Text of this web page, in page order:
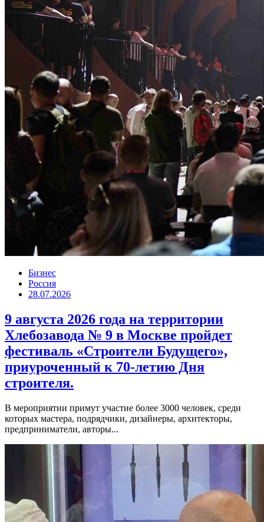
Бизнес
Россия
28.07.2026
9 августа 2026 года на территории
Хлебозавода № 9 в Москве пройдет
фестиваль «Строители Будущего»,
приуроченный к 70-летию Дня
строителя.
В мероприятии примут участие более 3000 человек, среди
которых мастера, подрядчики, дизайнеры, архитекторы,
предприниматели, авторы...